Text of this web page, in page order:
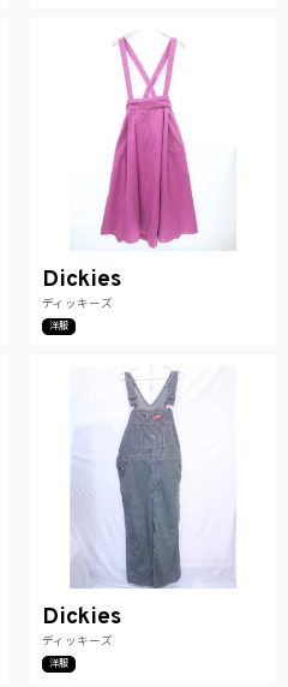
Dickies
ディッキーズ
洋服
Dickies
ディッキーズ
洋服